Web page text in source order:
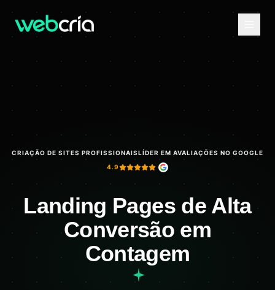
CRIAÇÃO DE SITES PROFISSIONAISLÍDER EM AVALIAÇÕES NO GOOGLE
4.9
Landing Pages de Alta
Conversão em
Contagem